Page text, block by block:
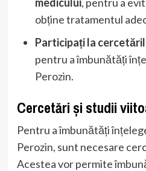
obține tratamentul
Participați la
pentru a îmbunătăți
Perozin.
Cercetări și studii
Pentru a îmbunătăți
Perozin, sunt necesare
Acestea vor permite